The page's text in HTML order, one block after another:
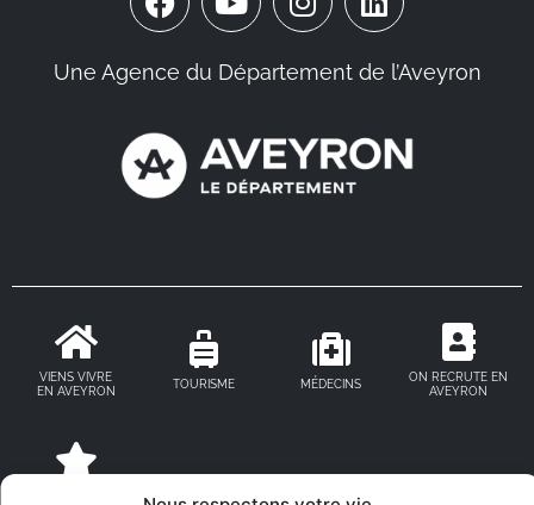
Une Agence du Département de l’Aveyron
VIENS VIVRE
EN AVEYRON
TOURISME MÉDECINS
ON RECRUTE EN
AVEYRON